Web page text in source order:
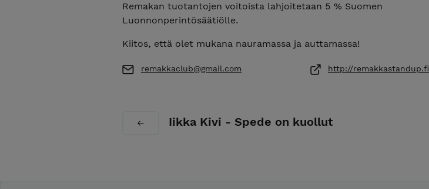
Remakan tuotantojen voitoista lahjoitetaan 5 % Suomen
Luonnonperintösäätiölle.
Kiitos, että olet mukana nauramassa ja auttamassa!
remakkaclub@gmail.com http://remakkastandup.fi
Iikka Kivi - Spede on kuollut